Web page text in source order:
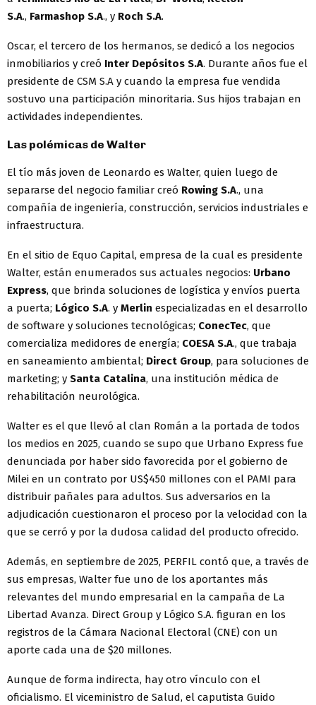
S.A., Farmashop S.A., y Roch S.A.
Oscar, el tercero de los hermanos, se dedicó a los negocios
inmobiliarios y creó Inter Depósitos S.A. Durante años fue el
presidente de CSM S.A y cuando la empresa fue vendida
sostuvo una participación minoritaria. Sus hijos trabajan en
actividades independientes.
Las polémicas de Walter
El tío más joven de Leonardo es Walter, quien luego de
separarse del negocio familiar creó Rowing S.A., una
compañía de ingeniería, construcción, servicios industriales e
infraestructura.
En el sitio de Equo Capital, empresa de la cual es presidente
Walter, están enumerados sus actuales negocios: Urbano
Express, que brinda soluciones de logística y envíos puerta
a puerta; Lógico S.A. y Merlin especializadas en el desarrollo
de software y soluciones tecnológicas; ConecTec, que
comercializa medidores de energía; COESA S.A., que trabaja
en saneamiento ambiental; Direct Group, para soluciones de
marketing; y Santa Catalina, una institución médica de
rehabilitación neurológica.
Walter es el que llevó al clan Román a la portada de todos
los medios en 2025, cuando se supo que Urbano Express fue
denunciada por haber sido favorecida por el gobierno de
Milei en un contrato por US$450 millones con el PAMI para
distribuir pañales para adultos. Sus adversarios en la
adjudicación cuestionaron el proceso por la velocidad con la
que se cerró y por la dudosa calidad del producto ofrecido.
Además, en septiembre de 2025, PERFIL contó que, a través de
sus empresas, Walter fue uno de los aportantes más
relevantes del mundo empresarial en la campaña de La
Libertad Avanza. Direct Group y Lógico S.A. figuran en los
registros de la Cámara Nacional Electoral (CNE) con un
aporte cada una de $20 millones.
Aunque de forma indirecta, hay otro vínculo con el
oficialismo. El viceministro de Salud, el caputista Guido